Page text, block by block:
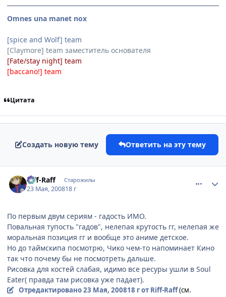
Omnes una manet nox
[spice and Wolf] team
[Claymore] team заместитель основателя
[Fate/stay night] team
[baccano!] team
Цитата
Создать новую тему Ответить на эту тему
Riff-Raff Старожилы
23 Мая, 200818 г
По первым двум сериям - гадость ИМО.
Повальная тупость "гадов", нелепая крутость гг, нелепая же
моральная позиция гг и вообще это аниме детское.
Но до таймскипа посмотрю, Чико чем-то напоминает Кино
так что почему бы не посмотреть дальше.
Рисовка для костей слабая, идимо все ресуры ушли в Soul
Eater( правда там рисовка уже падает).
Отредактировано23 Мая, 200818 гот Riff-Raff(см.